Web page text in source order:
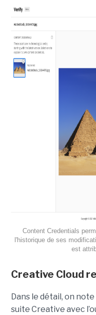
Content Credentials
l'historique de ses
est
Creative Cloud
Dans le détail, on
suite Creative avec